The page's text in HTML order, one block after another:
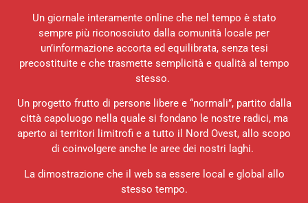
Un giornale interamente online che nel tempo è stato
sempre più riconosciuto dalla comunità locale per
un’informazione accorta ed equilibrata, senza tesi
precostituite e che trasmette semplicità e qualità al tempo
stesso.
Un progetto frutto di persone libere e “normali”, partito dalla
città capoluogo nella quale si fondano le nostre radici, ma
aperto ai territori limitrofi e a tutto il Nord Ovest, allo scopo
di coinvolgere anche le aree dei nostri laghi.
La dimostrazione che il web sa essere local e global allo
stesso tempo.